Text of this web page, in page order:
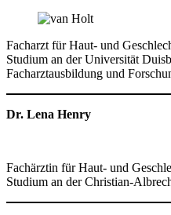
Facharzt für Haut- und
Studium an der Universität
Facharztausbildung und
Dr. Lena Henry
Fachärztin für Haut- und
Studium an der Christian-